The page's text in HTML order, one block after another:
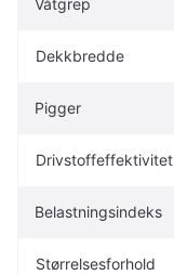
Dekkbredde
Pigger
Drivstoffeffektivitet
Belastningsindeks
Størrelsesforhold